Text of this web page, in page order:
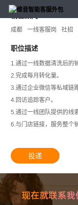
成都 一线客服岗 社招
职位描述
1.通过一线数据清洗后的
2.完成每月转化量。
3.通过企业微信等私域链
4.回访追踪客户。
5.通过一线团队提供的线
6.与门店链接，服务整个
投递